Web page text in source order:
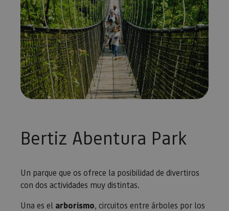
Bertiz Abentura Park
Un parque que os ofrece la posibilidad de divertiros
con dos actividades muy distintas.
Una es el arborismo, circuitos entre árboles por los